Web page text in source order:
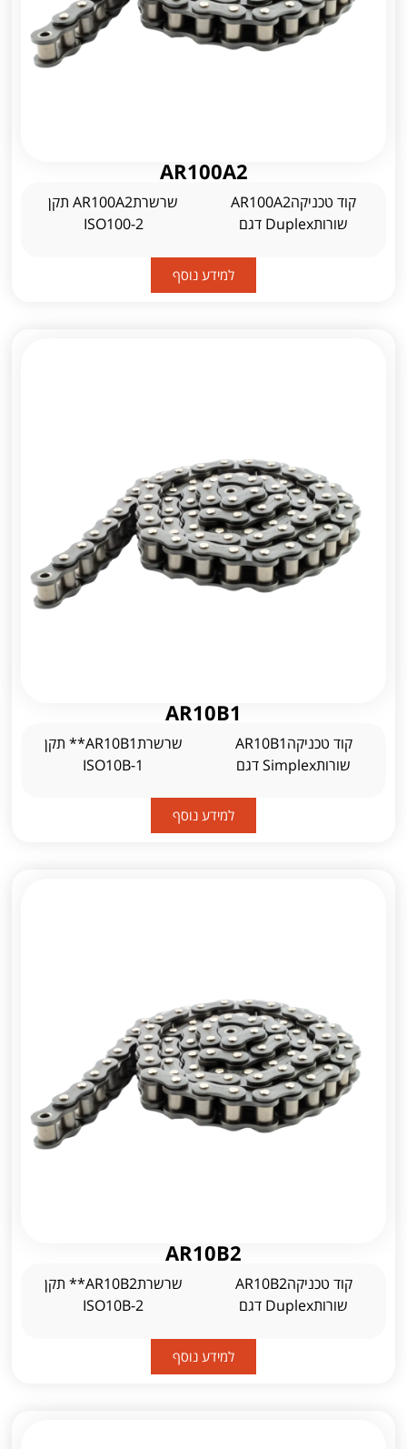
AR100A2
קוד טכניקהAR100A2
שורותDuplex דגם
שרשרתAR100A2 תקן
ISO100-2
למידע נוסף
AR10B1
קוד טכניקהAR10B1
שורותSimplex דגם
שרשרתAR10B1** תקן
ISO10B-1
למידע נוסף
AR10B2
קוד טכניקהAR10B2
שורותDuplex דגם
שרשרתAR10B2** תקן
ISO10B-2
למידע נוסף